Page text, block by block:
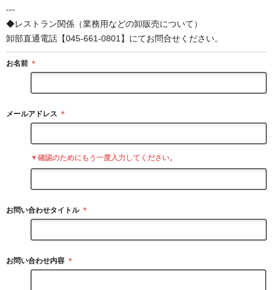
---
◆レストラン関係（業務用などの卸販売について）
卸部直通電話【045-661-0801】にてお問合せください。
お名前 ＊
メールアドレス ＊
▼確認のためにもう一度入力してください。
お問い合わせタイトル ＊
お問い合わせ内容 ＊